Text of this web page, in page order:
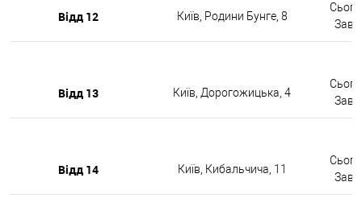
Відд 12 Київ, Родини Бунге, 8
Відд 13 Київ, Дорогожицька, 4
Відд 14 Київ, Кибальчича, 11